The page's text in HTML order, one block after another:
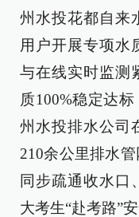
州水投花都自来
用户开展专项水
与在线实时监测
质100%稳定达
州水投排水公司
210余公里排水
同步疏通收水口
大考生“赴考路”安